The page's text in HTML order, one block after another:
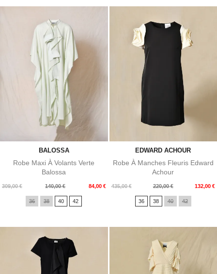
BALOSSA
Robe Maxi À Volants Verte
Balossa
309,00 €
Prix
140,00 € 84,00 €
Prix
36 38 40 42
EDWARD ACHOUR
Robe À Manches Fleuris Edward
Achour
435,00 €
Prix
220,00 € 132,00 €
Prix
36 38 40 42